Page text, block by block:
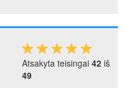
Atsakyta teisingai 42 iš
49